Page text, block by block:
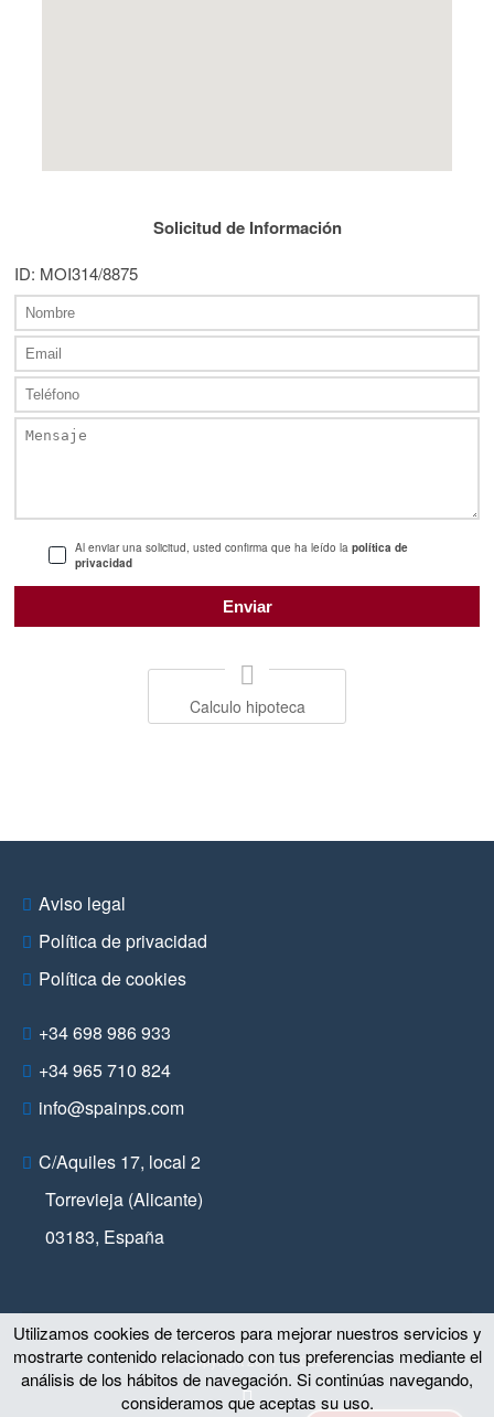
Solicitud de Información
ID: MOI314/8875
Al enviar una solicitud, usted confirma que ha leído la política de
privacidad
Calculo hipoteca
Aviso legal
Política de privacidad
Política de cookies
+34 698 986 933
+34 965 710 824
info@spainps.com
C/Aquiles 17, local 2
Torrevieja (Alicante)
03183, España
© Copyright 2011 – 2026
Utilizamos cookies de terceros para mejorar nuestros servicios y
mostrarte contenido relacionado con tus preferencias mediante el
análisis de los hábitos de navegación. Si continúas navegando,
consideramos que aceptas su uso.